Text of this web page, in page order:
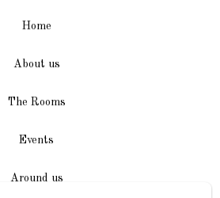
Home
About us
The Rooms
Events
Around us